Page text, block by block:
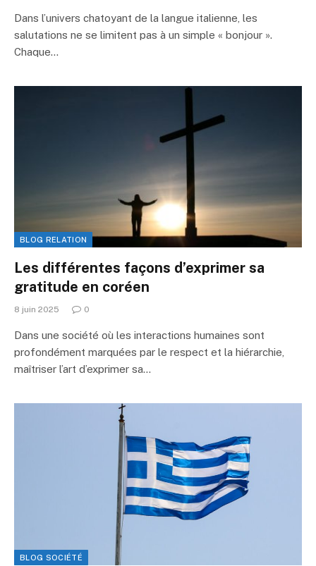
Dans l’univers chatoyant de la langue italienne, les
salutations ne se limitent pas à un simple « bonjour ».
Chaque…
BLOG RELATION
Les différentes façons d’exprimer sa
gratitude en coréen
8 juin 2025 0
Dans une société où les interactions humaines sont
profondément marquées par le respect et la hiérarchie,
maîtriser l’art d’exprimer sa…
BLOG SOCIÉTÉ